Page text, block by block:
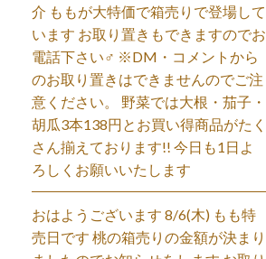
介 ももが大特価で箱売りで登場して
います お取り置きもできますのでお
電話下さい‍♂️ ※DM・コメントから
のお取り置きはできませんのでご注
意ください。 野菜では大根・茄子・
胡瓜3本138円とお買い得商品がたく
さん揃えております!! 今日も1日よ
ろしくお願いいたします
おはようございます 8/6(木) もも特
売日です 桃の箱売りの金額が決まり